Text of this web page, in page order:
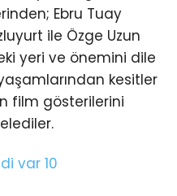
Ebru Tuay
ile Özge Uzun
yeri ve önemini dile
kesitler
film gösterilerini